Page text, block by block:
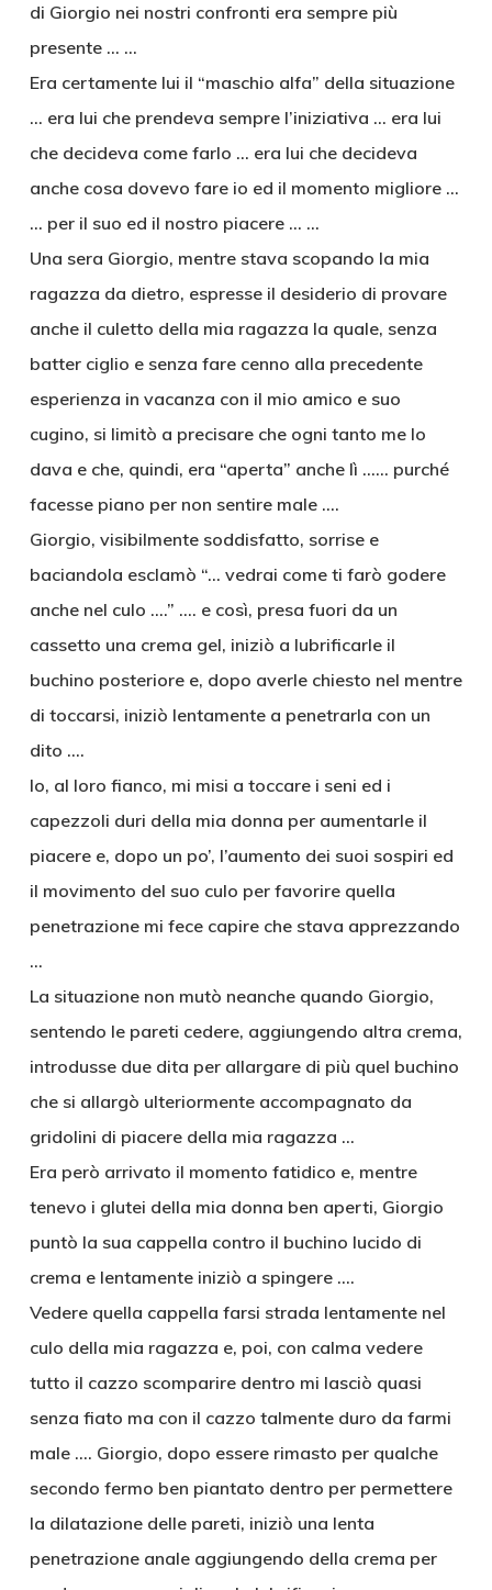
di Giorgio nei nostri confronti era sempre più
presente … …
Era certamente lui il “maschio alfa” della situazione
… era lui che prendeva sempre l’iniziativa … era lui
che decideva come farlo … era lui che decideva
anche cosa dovevo fare io ed il momento migliore …
… per il suo ed il nostro piacere … …
Una sera Giorgio, mentre stava scopando la mia
ragazza da dietro, espresse il desiderio di provare
anche il culetto della mia ragazza la quale, senza
batter ciglio e senza fare cenno alla precedente
esperienza in vacanza con il mio amico e suo
cugino, si limitò a precisare che ogni tanto me lo
dava e che, quindi, era “aperta” anche lì …… purché
facesse piano per non sentire male ….
Giorgio, visibilmente soddisfatto, sorrise e
baciandola esclamò “… vedrai come ti farò godere
anche nel culo ….” …. e così, presa fuori da un
cassetto una crema gel, iniziò a lubrificarle il
buchino posteriore e, dopo averle chiesto nel mentre
di toccarsi, iniziò lentamente a penetrarla con un
dito ….
Io, al loro fianco, mi misi a toccare i seni ed i
capezzoli duri della mia donna per aumentarle il
piacere e, dopo un po’, l’aumento dei suoi sospiri ed
il movimento del suo culo per favorire quella
penetrazione mi fece capire che stava apprezzando
…
La situazione non mutò neanche quando Giorgio,
sentendo le pareti cedere, aggiungendo altra crema,
introdusse due dita per allargare di più quel buchino
che si allargò ulteriormente accompagnato da
gridolini di piacere della mia ragazza …
Era però arrivato il momento fatidico e, mentre
tenevo i glutei della mia donna ben aperti, Giorgio
puntò la sua cappella contro il buchino lucido di
crema e lentamente iniziò a spingere ….
Vedere quella cappella farsi strada lentamente nel
culo della mia ragazza e, poi, con calma vedere
tutto il cazzo scomparire dentro mi lasciò quasi
senza fiato ma con il cazzo talmente duro da farmi
male …. Giorgio, dopo essere rimasto per qualche
secondo fermo ben piantato dentro per permettere
la dilatazione delle pareti, iniziò una lenta
penetrazione anale aggiungendo della crema per